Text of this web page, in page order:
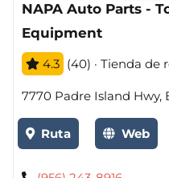
NAPA Auto Parts -
Equipment
4.3 (40) · Tienda de
7770 Padre Island Hwy,
Ruta Web